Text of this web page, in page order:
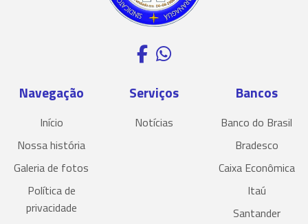
Navegação
Início
Nossa história
Galeria de fotos
Política de
privacidade
Serviços
Notícias
Bancos
Banco do Brasil
Bradesco
Caixa Econômica
Itaú
Santander